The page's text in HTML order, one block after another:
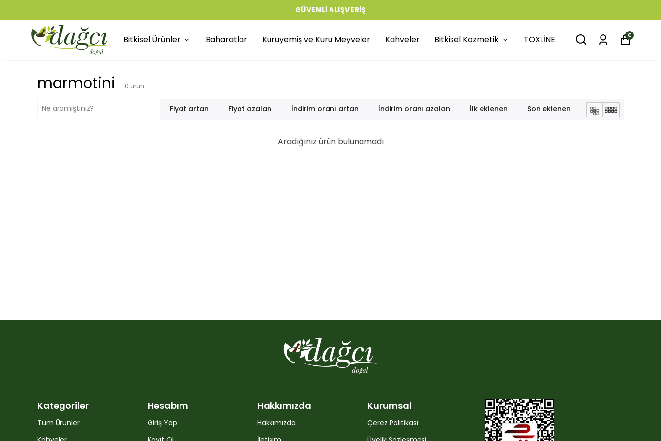
GÜVENLI ALIŞVERIŞ
Bitkisel Ürünler Baharatlar Kuruyemiş ve Kuru Meyveler Kahveler Bitkisel Kozmetik TOXLİNE 0
marmotini 0 ürün
Fiyat artan Fiyat azalan İndirim oranı artan İndirim oranı azalan İlk eklenen Son eklenen
Aradığınız ürün bulunamadı
Kategoriler
Tüm Ürünler
Hesabım
Giriş Yap
Hakkımızda
Hakkımızda
Kurumsal
Çerez Politikası